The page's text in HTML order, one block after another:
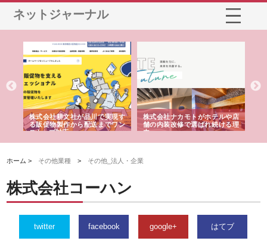
ネットジャーナル
株式会社耕文社が品川で実現す
る販促物製作から配送までワン
ストップ対応
株式会社ナカモトがホテルや店
舗の内装改修で選ばれ続ける理
由
ホーム > その他業種 > その他_法人・企業
株式会社コーハン
twitter facebook google+ はてブ